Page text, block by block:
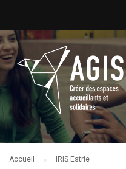
Accueil IRIS Estrie